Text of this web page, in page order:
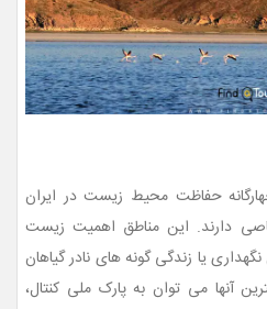
حفاظت محیط زیست در ایران
دارند. این مناطق اهمیت زیست
یا زندگی گونه های نادر گیاهان
آنها می توان به پارک ملی کنتال،